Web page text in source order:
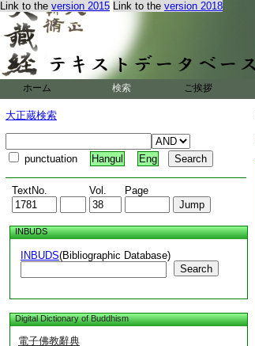
Link to the version 2015 Link to the version 2018
ホーム 検索 ご挨拶
大正蔵検索
punctuation Hangul Eng
TextNo. Vol. Page
INBUDS
INBUDS(Bibliographic Database)
Search
Digital Dictionary of Buddhism
電子佛教辭典